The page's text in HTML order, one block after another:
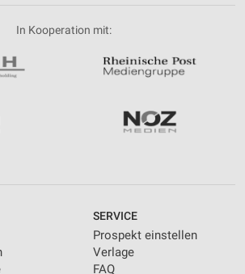
In Kooperation mit:
SERVICE
Prospekt einstellen
Verlage
FAQ